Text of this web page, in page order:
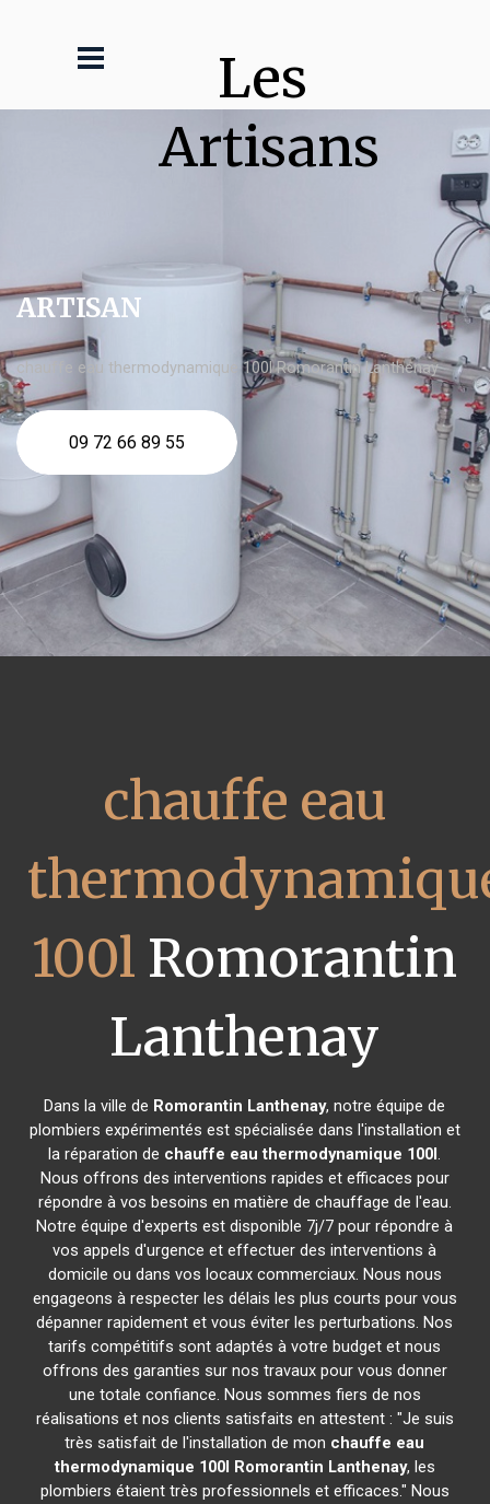
Les
Artisans
ARTISAN
chauffe eau thermodynamique 100l Romorantin Lanthenay
09 72 66 89 55
chauffe eau
100l Romorantin
Lanthenay
Dans la ville de Romorantin Lanthenay, notre équipe de
plombiers expérimentés est spécialisée dans l'installation et
la réparation de chauffe eau thermodynamique 100l.
Nous offrons des interventions rapides et efficaces pour
répondre à vos besoins en matière de chauffage de l'eau.
Notre équipe d'experts est disponible 7j/7 pour répondre à
vos appels d'urgence et effectuer des interventions à
domicile ou dans vos locaux commerciaux. Nous nous
engageons à respecter les délais les plus courts pour vous
dépanner rapidement et vous éviter les perturbations. Nos
tarifs compétitifs sont adaptés à votre budget et nous
offrons des garanties sur nos travaux pour vous donner
une totale confiance. Nous sommes fiers de nos
réalisations et nos clients satisfaits en attestent : "Je suis
très satisfait de l'installation de mon chauffe eau
thermodynamique 100l Romorantin Lanthenay, les
plombiers étaient très professionnels et efficaces." Nous